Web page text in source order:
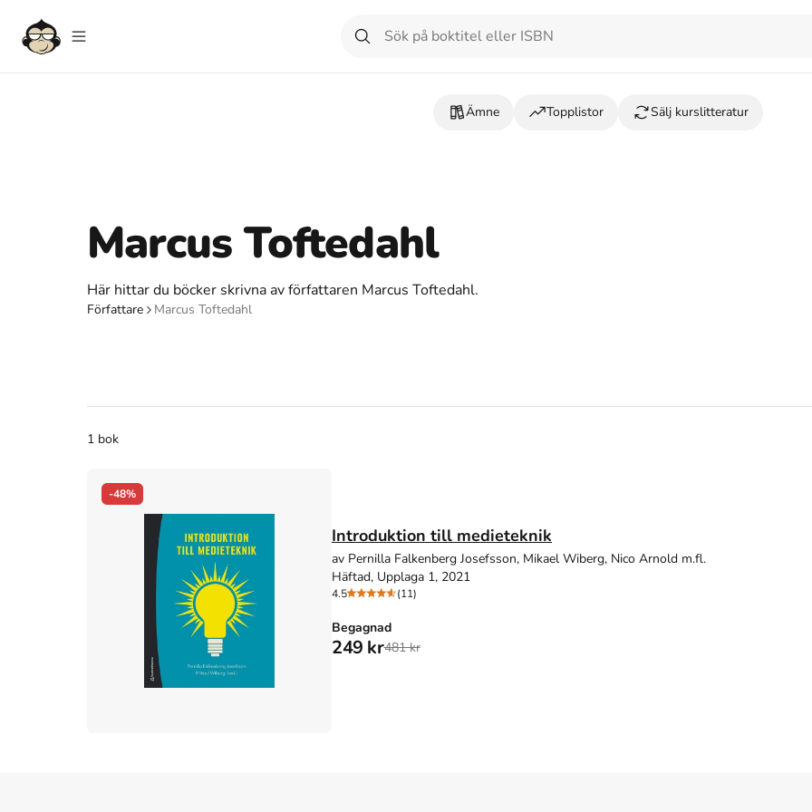
Ämne Topplistor Sälj kurslitteratur
Marcus Toftedahl
Här hittar du böcker skrivna av författaren Marcus Toftedahl.
Författare Marcus Toftedahl
1 bok
-48%
Introduktion till medieteknik
av Pernilla Falkenberg Josefsson, Mikael Wiberg, Nico Arnold m.fl.
Häftad, Upplaga 1, 2021
4.5 (11)
Begagnad
249 kr481 kr